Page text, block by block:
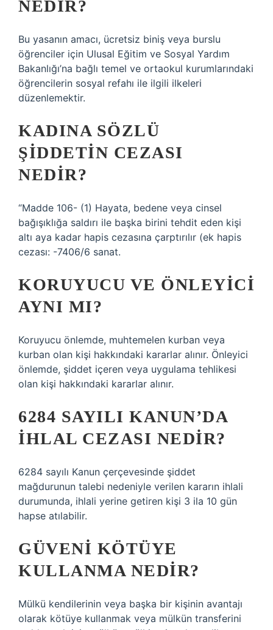
NEDIR?
Bu yasanın amacı, ücretsiz biniş veya burslu
öğrenciler için Ulusal Eğitim ve Sosyal Yardım
Bakanlığı’na bağlı temel ve ortaokul kurumlarındaki
öğrencilerin sosyal refahı ile ilgili ilkeleri
düzenlemektir.
KADINA SÖZLÜ
ŞIDDETIN CEZASI
NEDIR?
“Madde 106- (1) Hayata, bedene veya cinsel
bağışıklığa saldırı ile başka birini tehdit eden kişi
altı aya kadar hapis cezasına çarptırılır (ek hapis
cezası: -7406/6 sanat.
KORUYUCU VE ÖNLEYICI
AYNI MI?
Koruyucu önlemde, muhtemelen kurban veya
kurban olan kişi hakkındaki kararlar alınır. Önleyici
önlemde, şiddet içeren veya uygulama tehlikesi
olan kişi hakkındaki kararlar alınır.
6284 SAYILI KANUN’DA
IHLAL CEZASI NEDIR?
6284 sayılı Kanun çerçevesinde şiddet
mağdurunun talebi nedeniyle verilen kararın ihlali
durumunda, ihlali yerine getiren kişi 3 ila 10 gün
hapse atılabilir.
GÜVENI KÖTÜYE
KULLANMA NEDIR?
Mülkü kendilerinin veya başka bir kişinin avantajı
olarak kötüye kullanmak veya mülkün transferini